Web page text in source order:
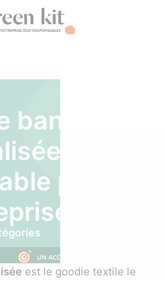
banane
éco-
pour
est le goodie textile le